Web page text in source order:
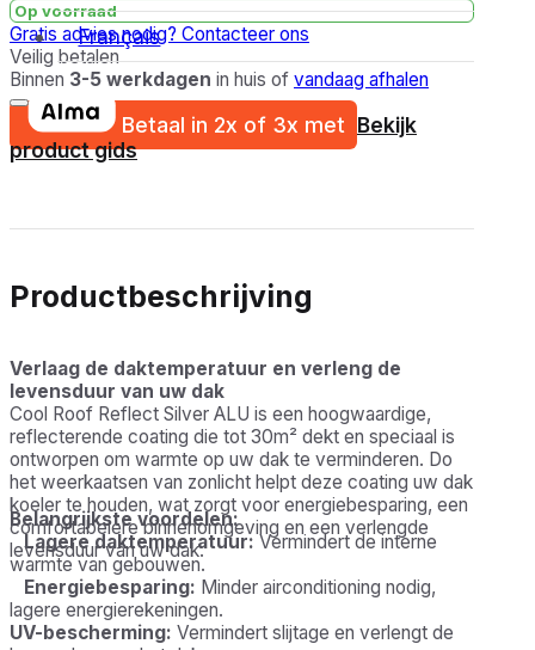
Français
Op voorraad
Gratis advies nodig? Contacteer ons
Veilig betalen
Binnen 3-5 werkdagen in huis of vandaag afhalen
Betaal in 2x of 3x met Bekijk
product gids
Productbeschrijving
Verlaag de daktemperatuur en verleng de
levensduur van uw dak
Cool Roof Reflect Silver ALU is een hoogwaardige,
reflecterende coating die tot 30m² dekt en speciaal is
ontworpen om warmte op uw dak te verminderen. Door
het weerkaatsen van zonlicht helpt deze coating uw dak
koeler te houden, wat zorgt voor energiebesparing, een
comfortabelere binnenomgeving en een verlengde
levensduur van uw dak.
Belangrijkste voordelen:
Lagere daktemperatuur:Vermindert de interne
warmte van gebouwen.
Energiebesparing: Minder airconditioning nodig,
lagere energierekeningen.
UV-bescherming: Vermindert slijtage en verlengt de